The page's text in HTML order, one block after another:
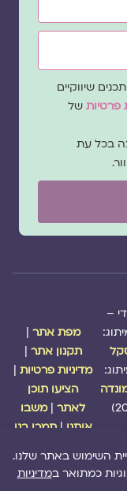
שיווקיים
של
בכל עת
–
מפת אתר|
תקנון אתר|
מדיניות פרטיות|
הציעו תוכן
לאתר| משבו
אותנו| תמכו בנו